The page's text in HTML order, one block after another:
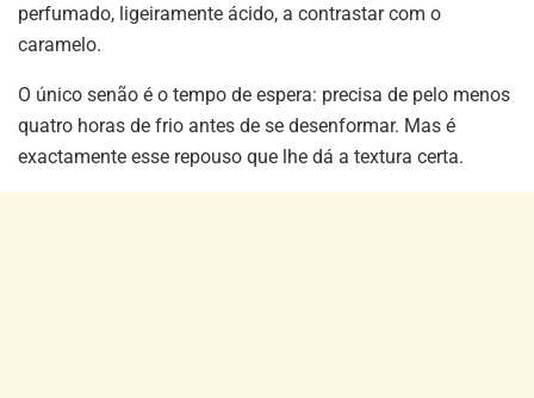
perfumado, ligeiramente ácido, a contrastar com o
caramelo.
O único senão é o tempo de espera: precisa de pelo menos
quatro horas de frio antes de se desenformar. Mas é
exactamente esse repouso que lhe dá a textura certa.